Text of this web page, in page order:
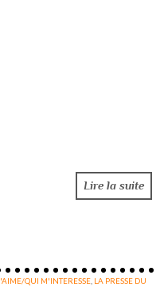
Lire la suite
QUI M'INTERESSE LA PRESSE DU